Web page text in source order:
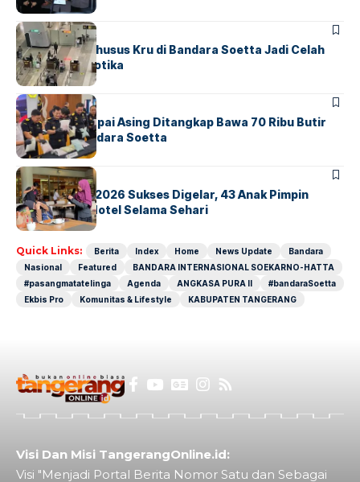
BANDARABERITA
Ketika Jalur Khusus Kru di Bandara Soetta Jadi Celah
Sindikat Narkotika
BANDARA BERITA
Kopilot Maskapai Asing Ditangkap Bawa 70 Ribu Butir
Ekstasi di Bandara Soetta
BERITAINDEX
GM For A Day 2026 Sukses Digelar, 43 Anak Pimpin
Operasional Hotel Selama Sehari
Quick Links: Berita Index Home News Update
Bandara
Nasional
Featured
BANDARA INTERNASIONAL SOEKARNO-HATTA
#pasangmatatelinga
Agenda ANGKASA PURA II
#bandaraSoetta
Ekbis Pro
Komunitas & Lifestyle KABUPATEN TANGERANG
Visi Dan Misi TangerangOnline.id:
Visi "Menjadi Portal Berita Nomor Satu dan Sebagai